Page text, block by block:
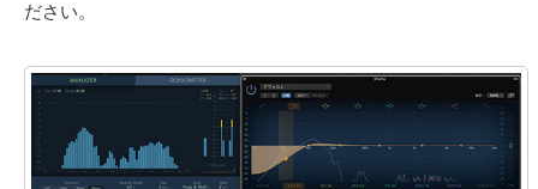
ださい。